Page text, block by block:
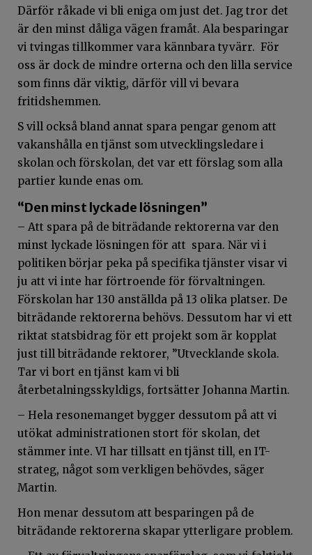
Därför råkade vi bli eniga om just det. Jag tror det
är den minst dåliga vägen framåt. Ala besparingar
vi tvingas tillkommer vara kännbara tyvärr. För
oss är dock de mindre orterna och den lilla service
som finns där viktig, därför vill vi bevara
fritidshemmen.
S vill också bland annat spara pengar genom att
vakanshålla en tjänst som utvecklingsledare i
skolan och förskolan, det var ett förslag som alla
partier kunde enas om.
“Den minst lyckade lösningen”
– Att spara på de biträdande rektorerna var den
minst lyckade lösningen för att spara. När vi i
politiken börjar peka på specifika tjänster visar vi
ju att vi inte har förtroende för förvaltningen.
Förskolan har 130 anställda på 13 olika platser. De
biträdande rektorerna behövs. Dessutom har vi ett
riktat statsbidrag för ett projekt som är kopplat
just till biträdande rektorer, ”Utvecklande skola.
Tar vi bort en tjänst kam vi bli
återbetalningsskyldigs, fortsätter Johanna Martin.
– Hela resonemanget bygger dessutom på att vi
utökat administrationen stort för skolan, det
stämmer inte. VI har tillsatt en tjänst till, en IT-
strateg, något som verkligen behövdes, säger
Martin.
Hon menar dessutom att besparingen på de
biträdande rektorerna skapar ytterligare problem.